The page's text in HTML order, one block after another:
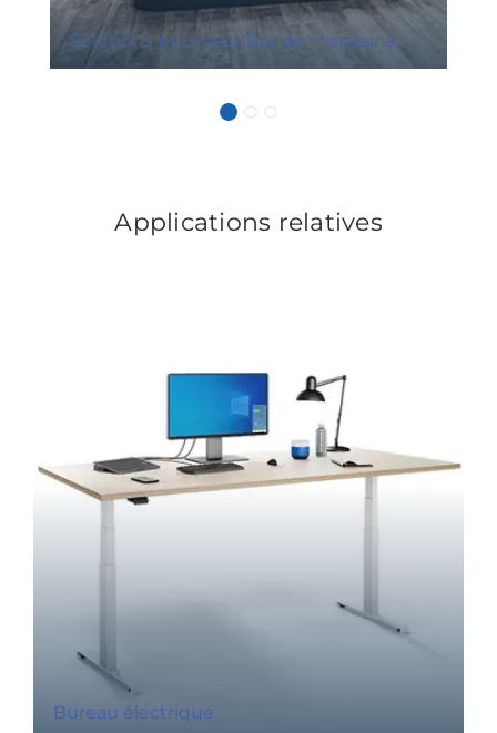
Solutions pour mobilier de magasins
Applications relatives
Bureau électrique